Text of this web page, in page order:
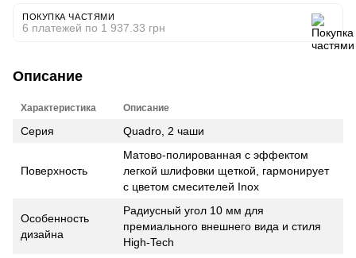
ПОКУПКА ЧАСТЯМИ
6 платежей по 1 937.33 грн
Описание
Характеристика Описание
Серия Quadro, 2 чаши
Поверхность
Матово-полированная с эффектом
легкой шлифовки щеткой, гармонирует
с цветом смесителей Inox
Особенность
дизайна
Радиусный угол 10 мм для
премиального внешнего вида и стиля
High-Tech